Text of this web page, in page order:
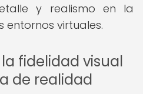
y realismo en la
entornos virtuales.
fidelidad visual
de realidad